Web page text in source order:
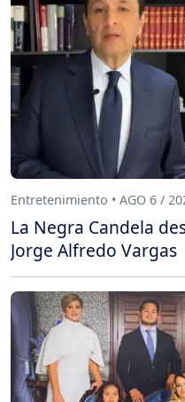
Entretenimiento • AGO 6 /
La Negra Candela
Jorge Alfredo Vargas